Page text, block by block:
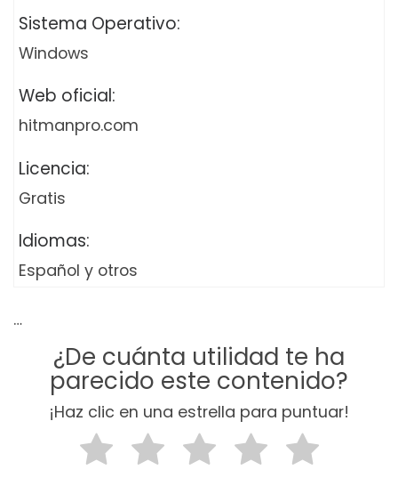
Sistema Operativo:
Windows
Web oficial:
hitmanpro.com
Licencia:
Gratis
Idiomas:
Español y otros
…
¿De cuánta utilidad te ha
parecido este contenido?
¡Haz clic en una estrella para puntuar!